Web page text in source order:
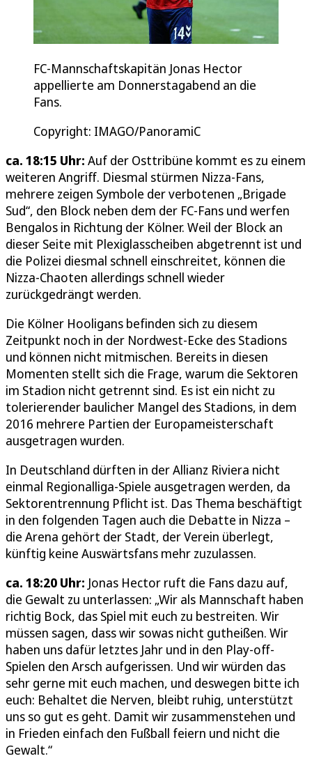
FC-Mannschaftskapitän Jonas Hector
appellierte am Donnerstagabend an die
Fans.
Copyright: IMAGO/PanoramiC
ca. 18:15 Uhr: Auf der Osttribüne kommt es zu einem
weiteren Angriff. Diesmal stürmen Nizza-Fans,
mehrere zeigen Symbole der verbotenen „Brigade
Sud“, den Block neben dem der FC-Fans und werfen
Bengalos in Richtung der Kölner. Weil der Block an
dieser Seite mit Plexiglasscheiben abgetrennt ist und
die Polizei diesmal schnell einschreitet, können die
Nizza-Chaoten allerdings schnell wieder
zurückgedrängt werden.
Die Kölner Hooligans befinden sich zu diesem
Zeitpunkt noch in der Nordwest-Ecke des Stadions
und können nicht mitmischen. Bereits in diesen
Momenten stellt sich die Frage, warum die Sektoren
im Stadion nicht getrennt sind. Es ist ein nicht zu
tolerierender baulicher Mangel des Stadions, in dem
2016 mehrere Partien der Europameisterschaft
ausgetragen wurden.
In Deutschland dürften in der Allianz Riviera nicht
einmal Regionalliga-Spiele ausgetragen werden, da
Sektorentrennung Pflicht ist. Das Thema beschäftigt
in den folgenden Tagen auch die Debatte in Nizza –
die Arena gehört der Stadt, der Verein überlegt,
künftig keine Auswärtsfans mehr zuzulassen.
ca. 18:20 Uhr: Jonas Hector ruft die Fans dazu auf,
die Gewalt zu unterlassen: „Wir als Mannschaft haben
richtig Bock, das Spiel mit euch zu bestreiten. Wir
müssen sagen, dass wir sowas nicht gutheißen. Wir
haben uns dafür letztes Jahr und in den Play-off-
Spielen den Arsch aufgerissen. Und wir würden das
sehr gerne mit euch machen, und deswegen bitte ich
euch: Behaltet die Nerven, bleibt ruhig, unterstützt
uns so gut es geht. Damit wir zusammenstehen und
in Frieden einfach den Fußball feiern und nicht die
Gewalt.“